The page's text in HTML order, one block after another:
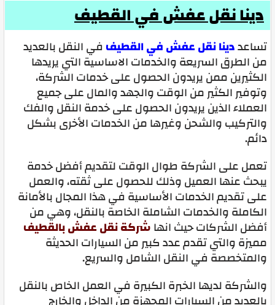
دينا نقل عفش في القطيف
تساعددينا نقل عفش في القطيففي النقل بالعديد
من الطرق السريعة والخدمات الاساسية التي يريدها
الكثيرين ممن يريدون الحصول على خدمات الشركة،
وتوفير الكثير من الوقت والجهد والمال على جميع
العملاء الذين يريدون الحصول على خدمة النقل والفك
والتركيب والشحن وغيرها من الخدمات الأخرى بشكل
دائم.
تعمل على الشركة طوال الوقت لتقديم أفضل خدمة
يبحث عنها العميل وذلك للحصول على ثقته، والعمل
على تقديم الخدمات الأساسية في هذا المجال بالأمانة
الكاملة والخدمات الشاملة الخاصة بالنقل، وهي من
أفضل الشركات حيث انهاشركة نقل عفش بالقطيف
مميزة والتي تقدم عدد كبير من السيارات الحديثة
والمتخصصة في النقل الشامل والسريع.
والشركة لديها الخبرة الكبيرة في العمل الخاص بالنقل